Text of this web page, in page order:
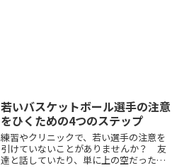
若いバスケットボール選手の注意
をひくための4つのステップ
練習やクリニックで、若い選手の注意を
引けていないことがありませんか？ 友
達と話していたり、単に上の空だった